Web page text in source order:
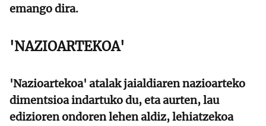
emango dira.
'NAZIOARTEKOA'
'Nazioartekoa' atalak jaialdiaren nazioarteko
dimentsioa indartuko du, eta aurten, lau
edizioren ondoren lehen aldiz, lehiatzekoa